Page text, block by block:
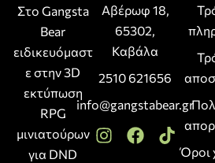
Στο Gangsta
Bear
ειδικευόμαστ
ε στην 3D
εκτύπωση
RPG
μινιατούρων
για DND
Αβέρωφ 18,
65302,
Καβάλα
2510 621656
info@gangstabear.gr
Όροι